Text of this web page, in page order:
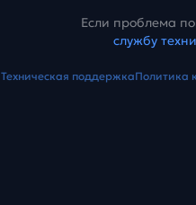
Если проблема
службу
Техническая поддержкаПолитика